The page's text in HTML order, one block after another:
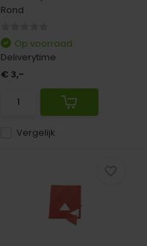
Rond
Vergelijk
Op voorraad
Deliverytime
€ 3,-